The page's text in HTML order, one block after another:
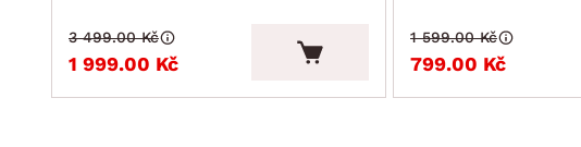
1 999.00 Kč
3 499.00 Kč
799.00 Kč
1 599.00 Kč